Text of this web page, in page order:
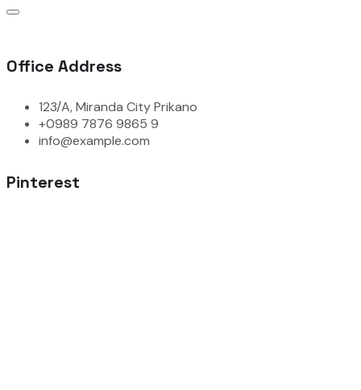
Office Address
123/A, Miranda City Prikano
+0989 7876 9865 9
info@example.com
Pinterest